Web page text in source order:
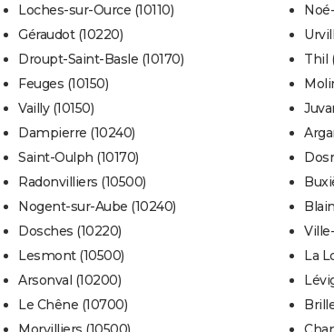
Loches-sur-Ource (10110)
Géraudot (10220)
Droupt-Saint-Basle (10170)
Feuges (10150)
Vailly (10150)
Dampierre (10240)
Saint-Oulph (10170)
Radonvilliers (10500)
Nogent-sur-Aube (10240)
Dosches (10220)
Lesmont (10500)
Arsonval (10200)
Le Chêne (10700)
Thil
La